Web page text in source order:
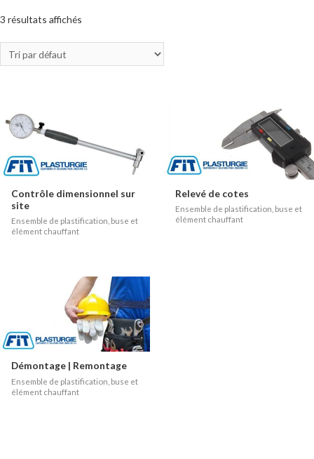
3 résultats affichés
Contrôle dimensionnel sur
site
Ensemble de plastification, buse et
élément chauffant
Relevé de cotes
Ensemble de plastification, buse et
élément chauffant
Démontage | Remontage
Ensemble de plastification, buse et
élément chauffant